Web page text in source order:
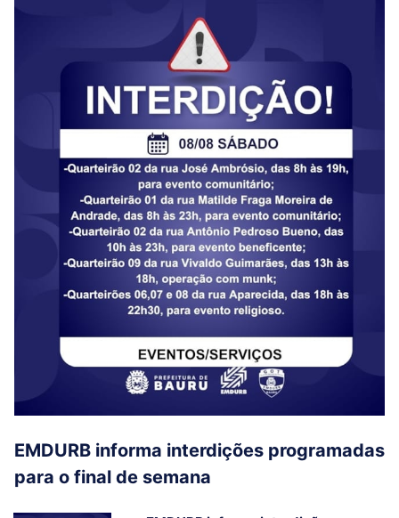
EMDURB informa interdições programadas
para o final de semana